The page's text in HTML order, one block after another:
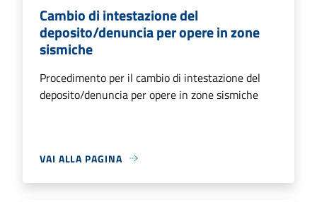
Cambio di intestazione del
deposito/denuncia per opere in zone
sismiche
Procedimento per il cambio di intestazione del
deposito/denuncia per opere in zone sismiche
VAI ALLA PAGINA